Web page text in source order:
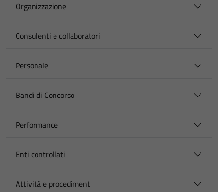
Organizzazione
Consulenti e collaboratori
Personale
Bandi di Concorso
Performance
Enti controllati
Attività e procedimenti